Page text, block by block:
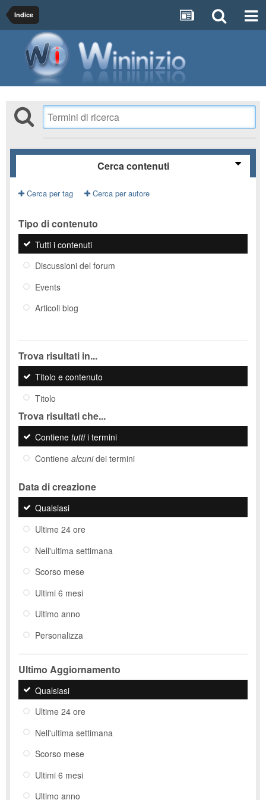
Indice
Cerca contenuti
Cerca per tag Cerca per autore
Tipo di contenuto
Tutti i contenuti
Discussioni del forum
Events
Articoli blog
Trova risultati in...
Titolo e contenuto
Titolo
Trova risultati che...
Contiene tuttii termini
Contiene alcunidei termini
Data di creazione
Qualsiasi
Ultime 24 ore
Nell'ultima settimana
Scorso mese
Ultimi 6 mesi
Ultimo anno
Personalizza
Ultimo Aggiornamento
Qualsiasi
Ultime 24 ore
Nell'ultima settimana
Scorso mese
Ultimi 6 mesi
Ultimo anno